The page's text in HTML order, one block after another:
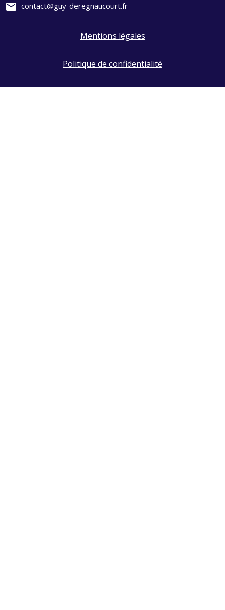
mail contact@guy-deregnaucourt.fr
Mentions légales
Politique de confidentialité